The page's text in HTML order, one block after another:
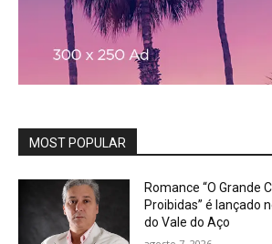
MOST POPULAR
Romance “O Grande
Proibidas” é lançado
do Vale do Aço